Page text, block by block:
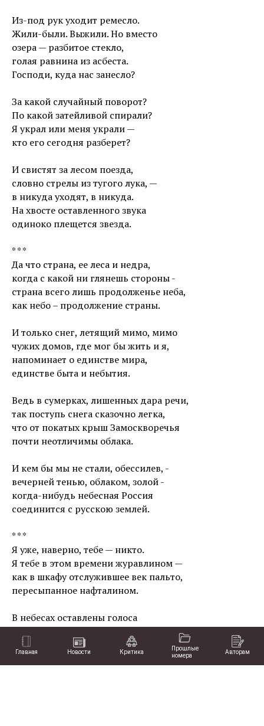
Главная Новости Критика
Прошлые
номера
Авторам
Из-под рук уходит ремесло.
Жили-были. Выжили. Но вместо
озера — разбитое стекло,
голая равнина из асбеста.
Господи, куда нас занесло?
За какой случайный поворот?
По какой затейливой спирали?
Я украл или меня украли —
кто его сегодня разберет?
И свистят за лесом поезда,
словно стрелы из тугого лука, —
в никуда уходят, в никуда.
На хвосте оставленного звука
одиноко плещется звезда.
* * *
Да что страна, ее леса и недра,
когда с какой ни глянешь стороны -
страна всего лишь продолженье неба,
как небо – продолжение страны.
И только снег, летящий мимо, мимо
чужих домов, где мог бы жить и я,
напоминает о единстве мира,
единстве быта и небытия.
Ведь в сумерках, лишенных дара речи,
так поступь снега сказочно легка,
что от покатых крыш Замоскворечья
почти неотличимы облака.
И кем бы мы не стали, обессилев, -
вечерней тенью, облаком, золой -
когда-нибудь небесная Россия
соединится с русскою землей.
* * *
Я уже, наверно, тебе — никто.
Я тебе в этом времени журавлином —
как в шкафу отслужившее век пальто,
пересыпанное нафталином.
В небесах оставлены голоса
журавлей, что осенью улетели.
Умирая, оставлю тебе глаза,
чтобы день и ночь на тебя глядели,